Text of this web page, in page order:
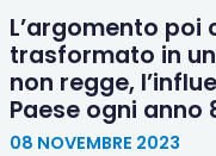
L’argomento poi
trasformato in
non regge,
Paese ogni anno
08 NOVEMBRE 2023